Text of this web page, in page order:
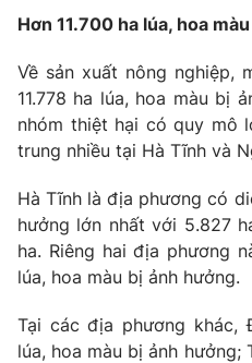
Phó Tổng Biên tập:Nguyễn Thị
Nguyễn Trọng Ninh
Tổng đài VTV:024.38 355 931
Ðiện thoại Thời báo VTV:024.66
Liên hệ quảng cáo:
024-
Hơn 11.700 ha lúa, hoa
Về sản xuất nông nghiệp,
11.778 ha lúa, hoa màu bị
nhóm thiệt hại có quy mô
trung nhiều tại Hà Tĩnh và
Hà Tĩnh là địa phương có
hưởng lớn nhất với 5.827
ha. Riêng hai địa phương
lúa, hoa màu bị ảnh hưởng.
Tại các địa phương khác,
lúa, hoa màu bị ảnh hưởng;